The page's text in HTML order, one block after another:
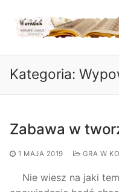
treści
Kategoria:
Zabawa w
1 MAJA 2019 GRA W
Nie wiesz na jaki